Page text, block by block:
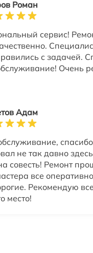
Роман
сервис!
с задачей.
Очень
Адам
не так давно
совесть! Ремонт
все
Рекомендую
место!